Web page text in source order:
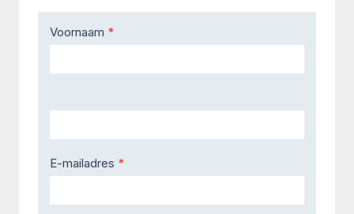
Contact
Us
Voornaam *
E-mailadres *